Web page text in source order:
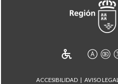
ACCESIBILIDAD AVISO LEGAL